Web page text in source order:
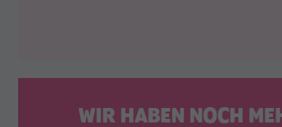
WIR HABEN NOCH